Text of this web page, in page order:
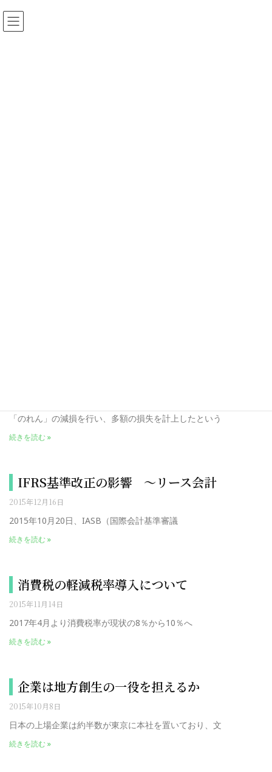
「のれん」の減損を行い、多額の損失を計上したという
続きを読む »
IFRS基準改正の影響 ～リース会計
2015年12月16日
2015年10月20日、IASB（国際会計基準審議
続きを読む »
消費税の軽減税率導入について
2015年11月14日
2017年4月より消費税率が現状の8％から10％へ
続きを読む »
企業は地方創生の一役を担えるか
2015年10月8日
日本の上場企業は約半数が東京に本社を置いており、文
続きを読む »